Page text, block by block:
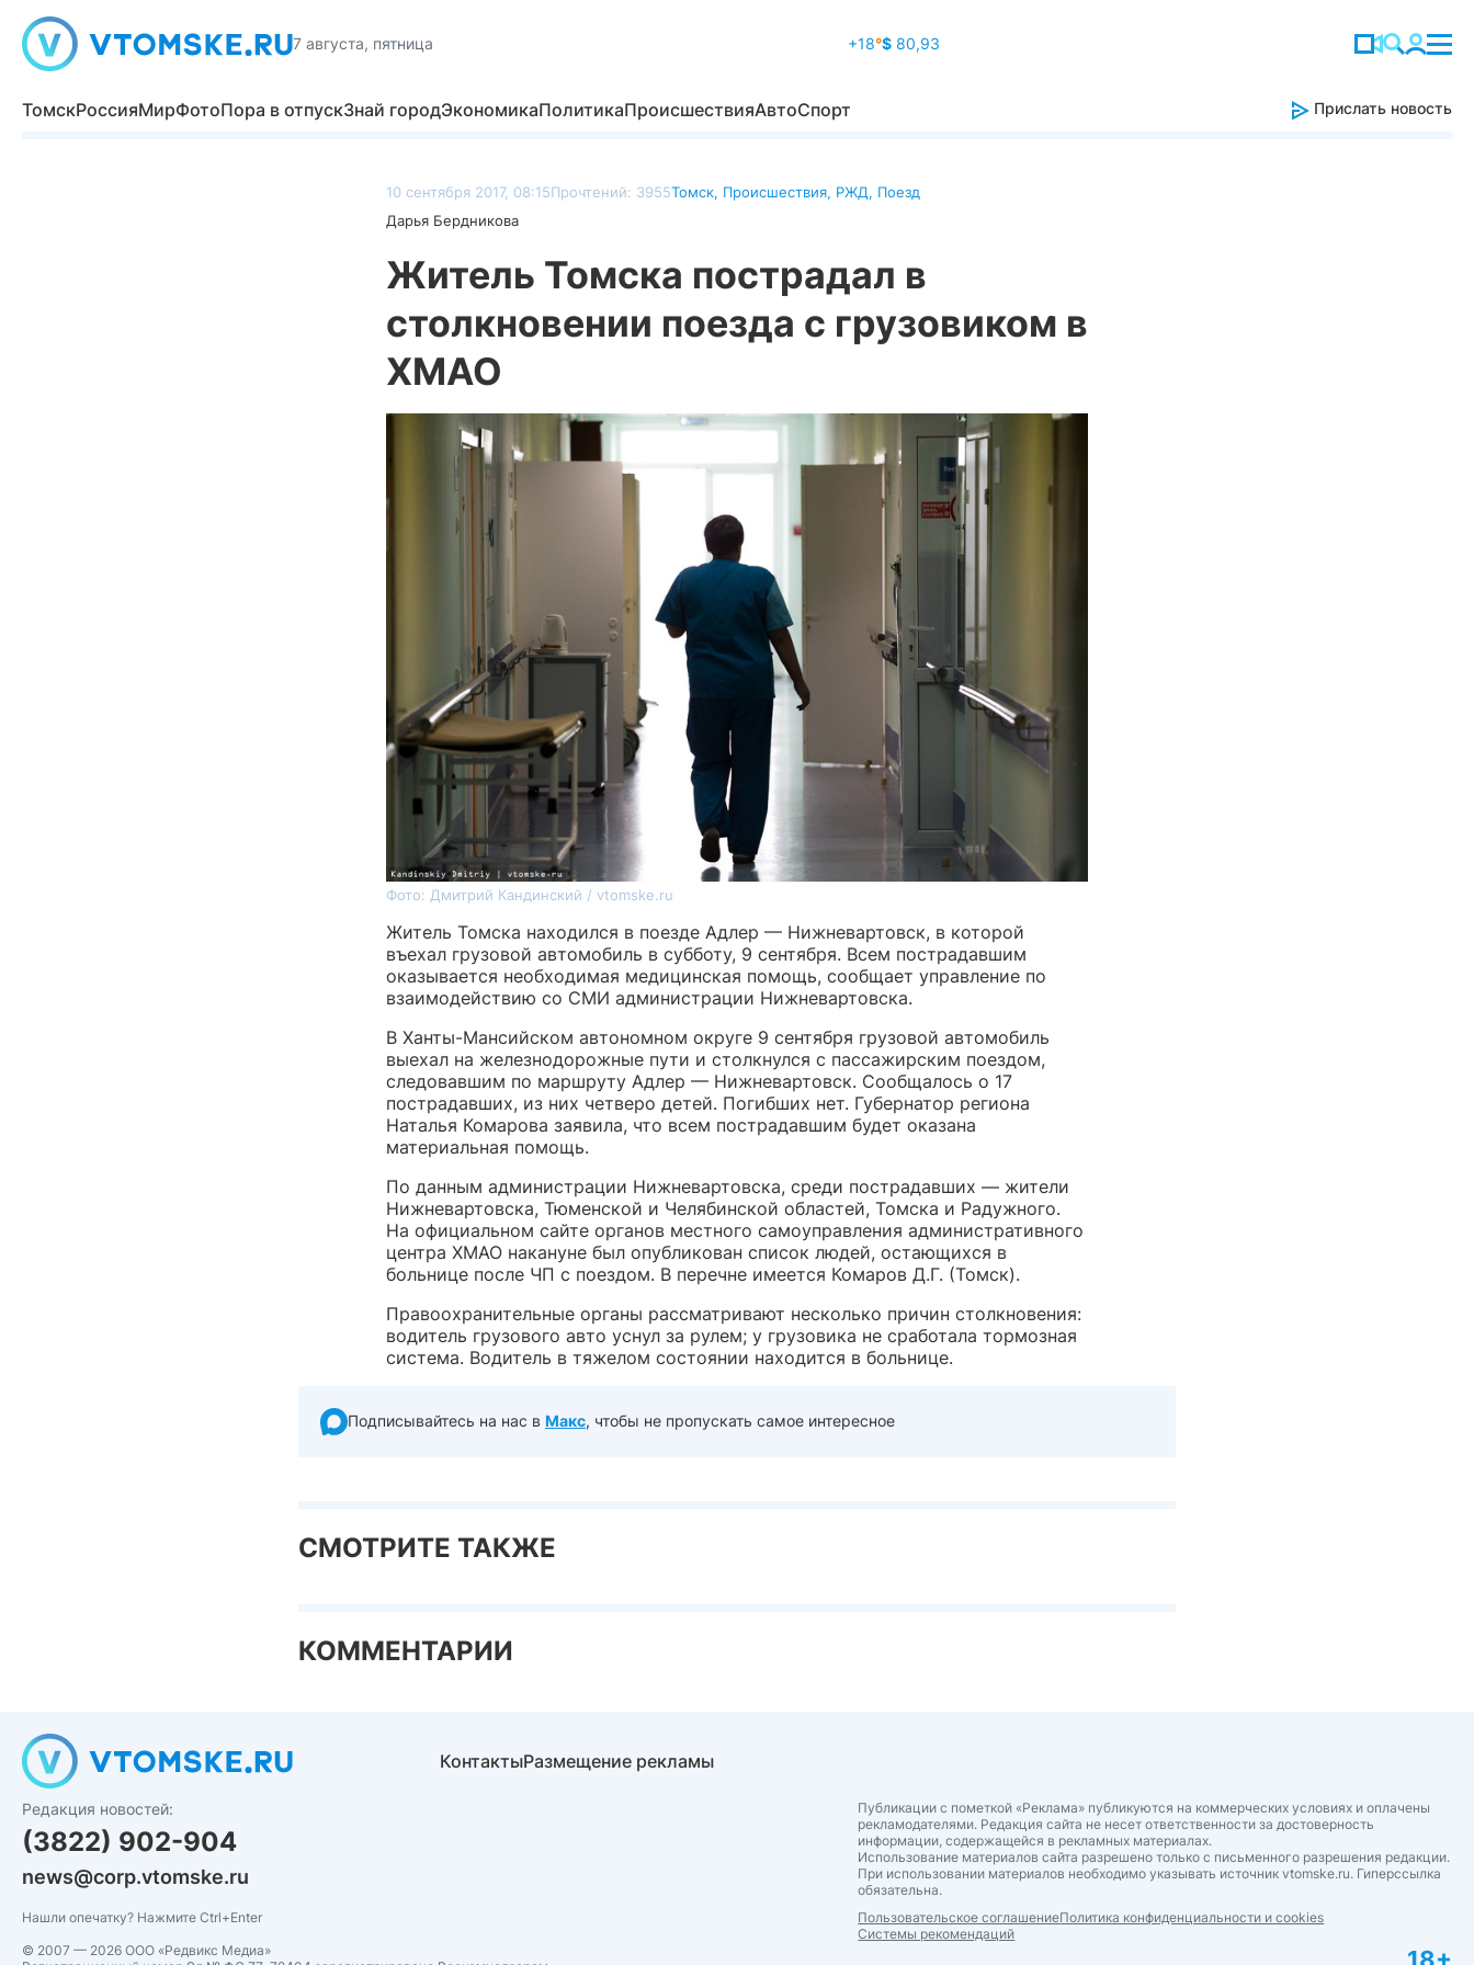
7 августа, пятница +18°$ 80,93
ТомскРоссияМирФотоПора в отпускЗнай городЭкономикаПолитикаПроисшествияАвтоСпорт Прислать новость
10 сентября 2017, 08:15Прочтений: 3955Томск, Происшествия, РЖД, Поезд
Дарья Бердникова
Житель Томска пострадал в
столкновении поезда с грузовиком в
ХМАО
Фото: Дмитрий Кандинский / vtomske.ru
Житель Томска находился в поезде Адлер — Нижневартовск, в которой
въехал грузовой автомобиль в субботу, 9 сентября. Всем пострадавшим
оказывается необходимая медицинская помощь, сообщает управление по
взаимодействию со СМИ администрации Нижневартовска.
В Ханты-Мансийском автономном округе 9 сентября грузовой автомобиль
выехал на железнодорожные пути и столкнулся с пассажирским поездом,
следовавшим по маршруту Адлер — Нижневартовск. Сообщалось о 17
пострадавших, из них четверо детей. Погибших нет. Губернатор региона
Наталья Комарова заявила, что всем пострадавшим будет оказана
материальная помощь.
По данным администрации Нижневартовска, среди пострадавших — жители
Нижневартовска, Тюменской и Челябинской областей, Томска и Радужного.
На официальном сайте органов местного самоуправления административного
центра ХМАО накануне был опубликован список людей, остающихся в
больнице после ЧП с поездом. В перечне имеется Комаров Д.Г. (Томск).
Правоохранительные органы рассматривают несколько причин столкновения:
водитель грузового авто уснул за рулем; у грузовика не сработала тормозная
система. Водитель в тяжелом состоянии находится в больнице.
Подписывайтесь на нас в Макс, чтобы не пропускать самое интересное
СМОТРИТЕ ТАКЖЕ
КОММЕНТАРИИ
Редакция новостей:
(3822) 902-904
news@corp.vtomske.ru
КонтактыРазмещение рекламы
Публикации с пометкой «Реклама» публикуются на коммерческих условиях и оплачены
рекламодателями. Редакция сайта не несет ответственности за достоверность
информации, содержащейся в рекламных материалах.
Использование материалов сайта разрешено только с письменного разрешения редакции.
При использовании материалов необходимо указывать источник vtomske.ru. Гиперссылка
обязательна.
Пользовательское соглашениеПолитика конфиденциальности и cookies
Системы рекомендаций
Нашли опечатку? Нажмите Ctrl+Enter
© 2007 — 2026 ООО «Редвикс Медиа»